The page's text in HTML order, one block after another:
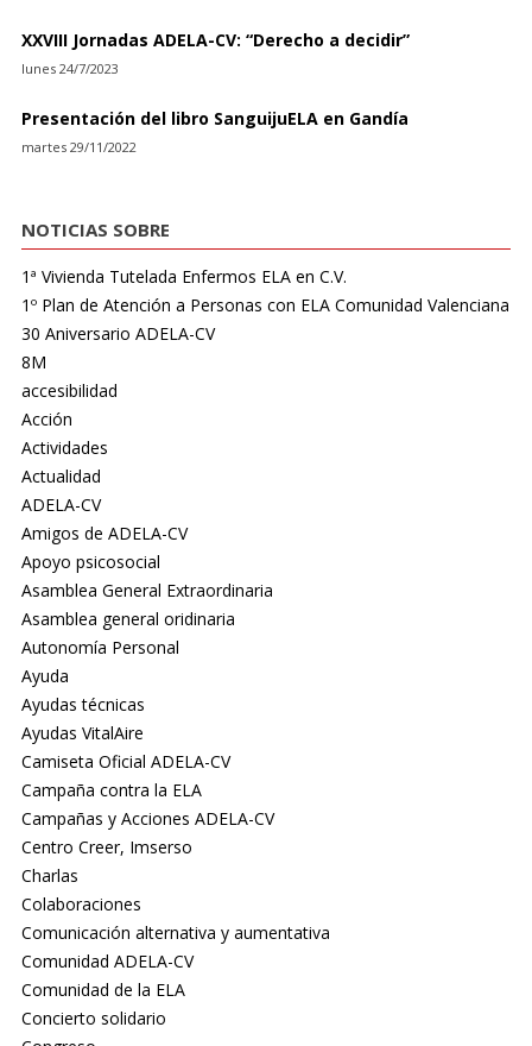
XXVIII Jornadas ADELA-CV: “Derecho a decidir”
lunes 24/7/2023
Presentación del libro SanguijuELA en Gandía
martes 29/11/2022
NOTICIAS SOBRE
1ª Vivienda Tutelada Enfermos ELA en C.V.
1º Plan de Atención a Personas con ELA Comunidad Valenciana
30 Aniversario ADELA-CV
8M
accesibilidad
Acción
Actividades
Actualidad
ADELA-CV
Amigos de ADELA-CV
Apoyo psicosocial
Asamblea General Extraordinaria
Asamblea general oridinaria
Autonomía Personal
Ayuda
Ayudas técnicas
Ayudas VitalAire
Camiseta Oficial ADELA-CV
Campaña contra la ELA
Campañas y Acciones ADELA-CV
Centro Creer, Imserso
Charlas
Colaboraciones
Comunicación alternativa y aumentativa
Comunidad ADELA-CV
Comunidad de la ELA
Concierto solidario